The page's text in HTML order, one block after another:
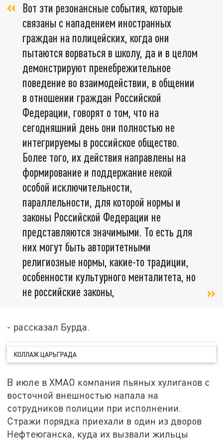
Вот эти резонансные события, которые
связаны с нападением иностранных
граждан на полицейских, когда они
пытаются ворваться в школу, да и в целом
демонстрируют пренебрежительное
поведение во взаимодействии, в общении
в отношении граждан Российской
Федерации, говорят о том, что на
сегодняшний день они полностью не
интегрируемы в российское общество.
Более того, их действия направлены на
формирование и поддержание некой
особой исключительности,
параллельности, для которой нормы и
законы Российской Федерации не
представляются значимыми. То есть для
них могут быть авторитетными
религиозные нормы, какие-то традиции,
особенности культурного менталитета, но
не российские законы,
- рассказал Бурда.
КОЛЛАЖ ЦАРЬГРАДА
В июле в ХМАО компания пьяных хулиганов с
восточной внешностью напала на
сотрудников полиции при исполнении.
Стражи порядка приехали в один из дворов
Нефтеюганска, куда их вызвали жильцы